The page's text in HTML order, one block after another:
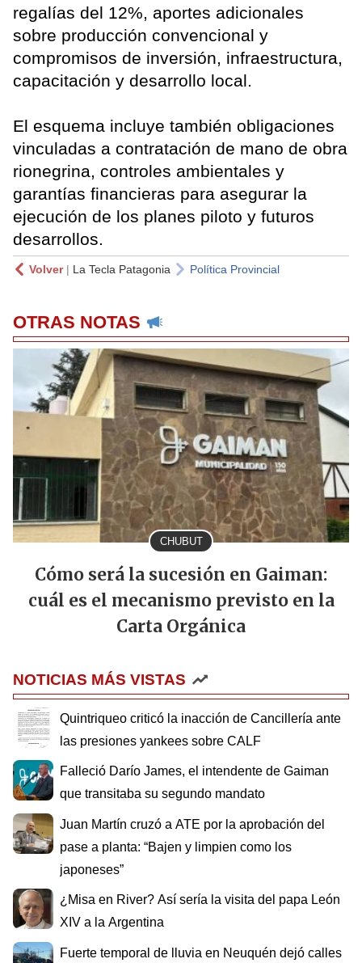
regalías del 12%, aportes adicionales
sobre producción convencional y
compromisos de inversión, infraestructura,
capacitación y desarrollo local.
El esquema incluye también obligaciones
vinculadas a contratación de mano de obra
rionegrina, controles ambientales y
garantías financieras para asegurar la
ejecución de los planes piloto y futuros
desarrollos.
Volver| La Tecla Patagonia Política Provincial
OTRAS NOTAS
CHUBUT
Cómo será la sucesión en Gaiman:
cuál es el mecanismo previsto en la
Carta Orgánica
NOTICIAS MÁS VISTAS
Quintriqueo criticó la inacción de Cancillería ante
las presiones yankees sobre CALF
Falleció Darío James, el intendente de Gaiman
que transitaba su segundo mandato
Juan Martín cruzó a ATE por la aprobación del
pase a planta: “Bajen y limpien como los
japoneses”
¿Misa en River? Así sería la visita del papa León
XIV a la Argentina
Fuerte temporal de lluvia en Neuquén dejó calles